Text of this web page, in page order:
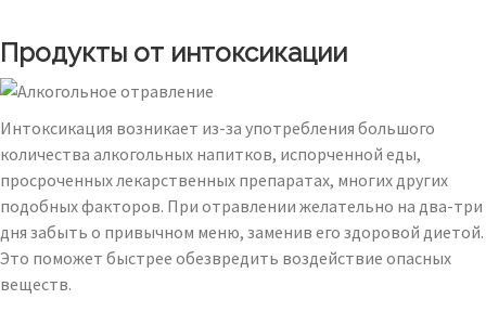
Продукты от интоксикации
Интоксикация возникает из-за употребления большого
количества алкогольных напитков, испорченной еды,
просроченных лекарственных препаратах, многих других
подобных факторов. При отравлении желательно на два-три
дня забыть о привычном меню, заменив его здоровой диетой.
Это поможет быстрее обезвредить воздействие опасных
веществ.